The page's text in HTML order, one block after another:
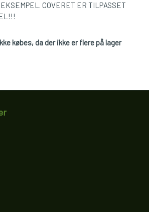
COVERET ER TILPASSET
købes, da der ikke er flere på lager